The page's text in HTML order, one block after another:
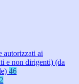
autorizzati ai
e non dirigenti) (da
46
2